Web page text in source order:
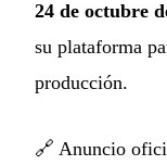
24 de octubre
su plataforma
producción.
🔗 Anuncio